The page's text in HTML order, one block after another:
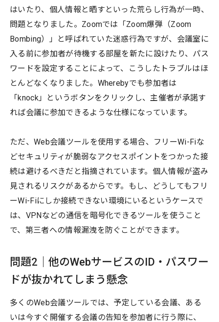
はいたり、個人情報と晒すといった荒らし行為が一時、
問題となりました。Zoomでは「Zoom爆弾（Zoom
Bombing）」と呼ばれていた迷惑行為ですが、会議室に
入る前に参加者が待機する部屋を新たに設けたり、パス
ワードを設定することによって、こうしたトラブルはほ
とんどなくなりました。Wherebyでも参加者は
「knock」というボタンをクリックし、主催者が承諾す
れば会議に参加できるような仕様になっています。
ただ、Web会議ツールを使用する場合、フリーWi-Fiな
どセキュリティが脆弱なアクセスポイントをつかった接
続は避けるべきだと指摘されています。個人情報が盗み
見されるリスクがあるからです。もし、どうしてもフリ
ーWi-Fiにしか接続できない環境にいるというケースで
は、VPNなどの通信を暗号化できるツールを使うこと
で、第三者への情報漏洩を防ぐことができます。
問題2｜他のWebサービスのID・パスワー
ドが抜かれてしまう懸念
多くのWeb会議ツールでは、予定している会議、ある
いは今すぐ開催する会議の告知を参加者に行う際に、